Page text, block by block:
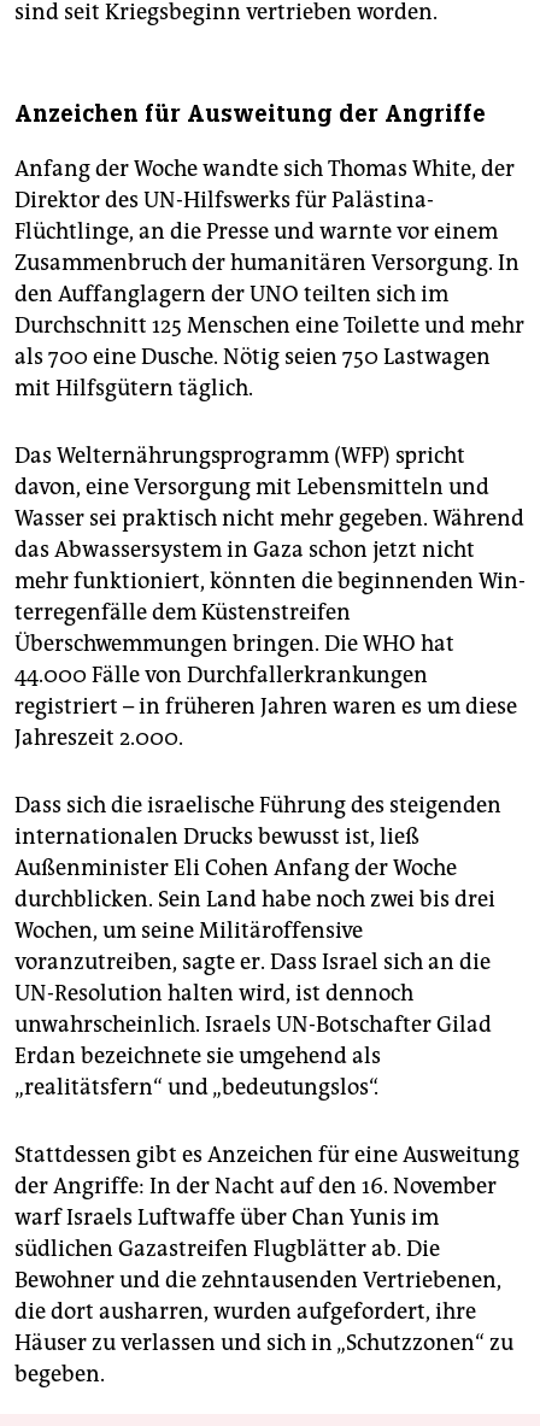
sind seit Kriegsbeginn vertrieben worden.
Anzeichen für Ausweitung der Angriffe
Anfang der Woche wandte sich Thomas White, der
Direktor des UN-Hilfswerks für Palästina-
Flüchtlinge, an die Presse und warnte vor einem
Zusammenbruch der humanitären Versorgung. In
den Auffanglagern der UNO teilten sich im
Durchschnitt 125 Menschen eine Toilette und mehr
als 700 eine Dusche. Nötig seien 750 Lastwagen
mit Hilfsgütern täglich.
Das Welternährungsprogramm (WFP) spricht
davon, eine Versorgung mit Lebensmitteln und
Wasser sei praktisch nicht mehr gegeben. Während
das Abwassersystem in Gaza schon jetzt nicht
mehr funktioniert, könnten die beginnenden Win­
terregenfälle dem Küstenstreifen
Überschwemmungen bringen. Die WHO hat
44.000 Fälle von Durchfallerkrankungen
registriert – in früheren Jahren waren es um diese
Jahreszeit 2.000.
Dass sich die israelische Führung des steigenden
internationalen Drucks bewusst ist, ließ
Außenminister Eli Cohen Anfang der Woche
durchblicken. Sein Land habe noch zwei bis drei
Wochen, um seine Militäroffensive
voranzutreiben, sagte er. Dass Israel sich an die
UN-Resolution halten wird, ist dennoch
unwahrscheinlich. Israels UN-Botschafter Gilad
Erdan bezeichnete sie umgehend als
„realitätsfern“ und „bedeutungslos“.
Stattdessen gibt es Anzeichen für eine Ausweitung
der Angriffe: In der Nacht auf den 16. November
warf Israels Luftwaffe über Chan Yunis im
südlichen Gazastreifen Flugblätter ab. Die
Bewohner und die zehntausenden Vertriebenen,
die dort ausharren, wurden aufgefordert, ihre
Häuser zu verlassen und sich in „Schutzzonen“ zu
begeben.